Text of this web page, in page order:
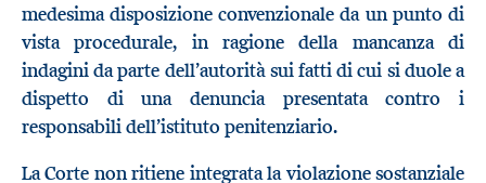
medesima disposizione convenzionale da un punto di
vista procedurale, in ragione della mancanza di
indagini da parte dell’autorità sui fatti di cui si duole a
dispetto di una denuncia presentata contro i
responsabili dell’istituto penitenziario.
La Corte non ritiene integrata la violazione sostanziale